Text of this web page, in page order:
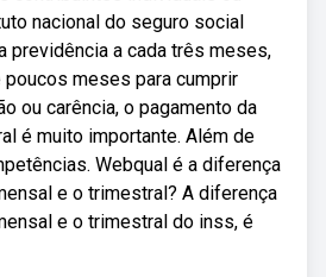
nacional do seguro social
previdência a cada três meses,
poucos meses para cumprir
ou carência, o pagamento da
é muito importante. Além de
Webqual é a diferença
e o trimestral? A diferença
e o trimestral do inss, é